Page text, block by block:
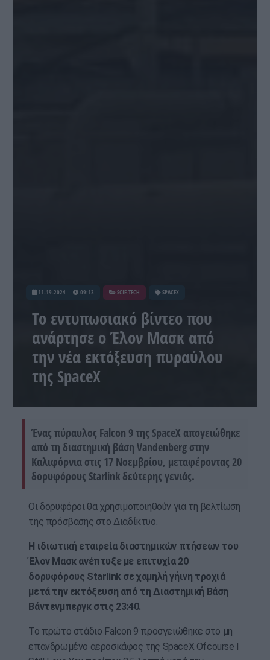
11-19-2024 09:13 SCIE-TECH SPACEX
Το εντυπωσιακό βίντεο που
ανάρτησε ο Έλον Μασκ από
την νέα εκτόξευση πυραύλου
της SpaceX
Ένας πύραυλος Falcon 9 της SpaceX απογειώθηκε
από τη διαστημική βάση Vandenberg στην
Καλιφόρνια στις 17 Νοεμβρίου, μεταφέροντας 20
δορυφόρους Starlink δεύτερης γενιάς.
Οι δορυφόροι θα χρησιμοποιηθούν για τη βελτίωση
της πρόσβασης στο Διαδίκτυο.
Η ιδιωτική εταιρεία διαστημικών πτήσεων του
Έλον Μασκ ανέπτυξε με επιτυχία 20
δορυφόρους Starlink σε χαμηλή γήινη τροχιά
μετά την εκτόξευση από τη Διαστημική Βάση
Βάντενμπεργκ στις 23:40.
Το πρώτο στάδιο Falcon 9 προσγειώθηκε στο μη
επανδρωμένο αεροσκάφος της SpaceX Ofcourse I